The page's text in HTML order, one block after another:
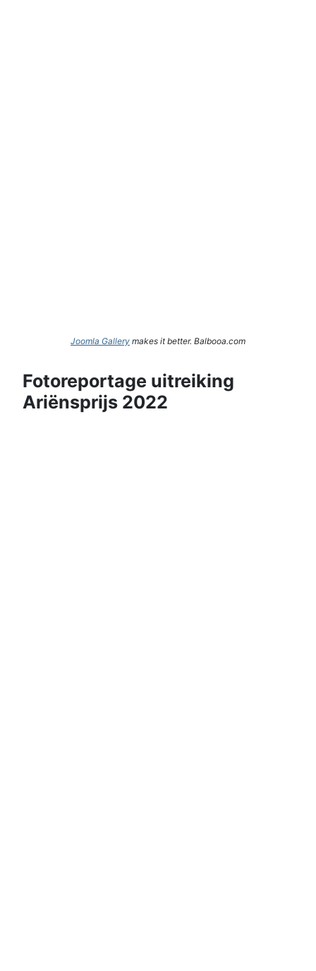
Joomla Gallery makes it better. Balbooa.com
Fotoreportage uitreiking
Ariënsprijs 2022